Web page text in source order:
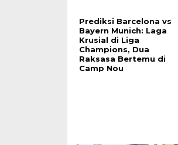
Prediksi Barcelona vs
Bayern Munich: Laga
Krusial di Liga
Champions, Dua
Raksasa Bertemu di
Camp Nou